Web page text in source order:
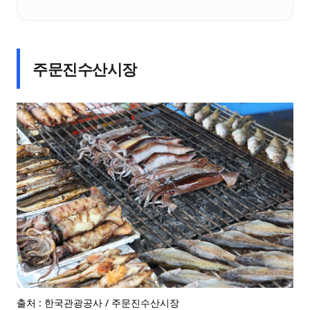
주문진수산시장
출처 : 한국관광공사 / 주문진수산시장